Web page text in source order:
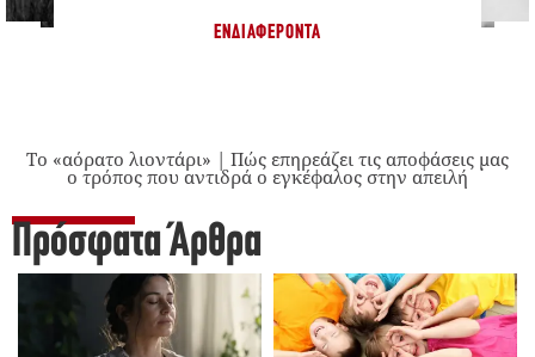
ΕΝΔΙΑΦΈΡΟΝΤΑ
Το «αόρατο λιοντάρι» | Πώς επηρεάζει τις αποφάσεις μας
ο τρόπος που αντιδρά ο εγκέφαλος στην απειλή
Πρόσφατα Άρθρα